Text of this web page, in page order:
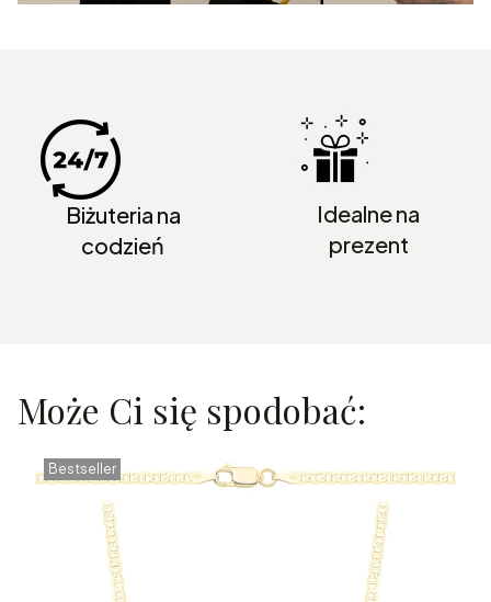
Biżuteria na
codzień
Idealne na
prezent
Może Ci się spodobać:
Bestseller